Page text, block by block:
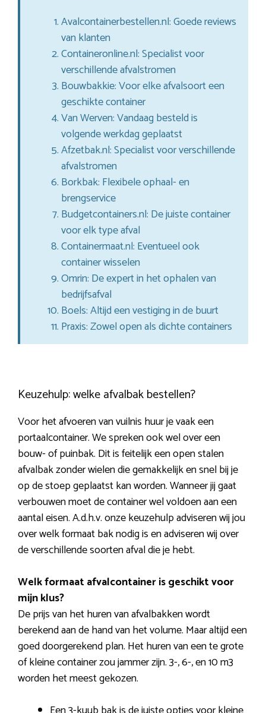
Avalcontainerbestellen.nl: Goede reviews
van klanten
Containeronline.nl: Specialist voor
verschillende afvalstromen
Bouwbakkie: Voor elke afvalsoort een
geschikte container
Van Werven: Vandaag besteld is
volgende werkdag geplaatst
Afzetbak.nl: Specialist voor verschillende
afvalstromen
Borkbak: Flexibele ophaal- en
brengservice
Budgetcontainers.nl: De juiste container
voor elk type afval
Containermaat.nl: Eventueel ook
container wisselen
Omrin: De expert in het ophalen van
bedrijfsafval
Boels: Altijd een vestiging in de buurt
Praxis: Zowel open als dichte containers
Keuzehulp: welke afvalbak bestellen?
Voor het afvoeren van vuilnis huur je vaak een
portaalcontainer. We spreken ook wel over een
bouw- of puinbak. Dit is feitelijk een open stalen
afvalbak zonder wielen die gemakkelijk en snel bij je
op de stoep geplaatst kan worden. Wanneer jij gaat
verbouwen moet de container wel voldoen aan een
aantal eisen. A.d.h.v. onze keuzehulp adviseren wij jou
over welk formaat bak nodig is en adviseren wij over
de verschillende soorten afval die je hebt.
Welk formaat afvalcontainer is geschikt voor
mijn klus?
De prijs van het huren van afvalbakken wordt
berekend aan de hand van het volume. Maar altijd een
goed doorgerekend plan. Het huren van een te grote
of kleine container zou jammer zijn. 3-, 6-, en 10 m3
worden het meest gekozen.